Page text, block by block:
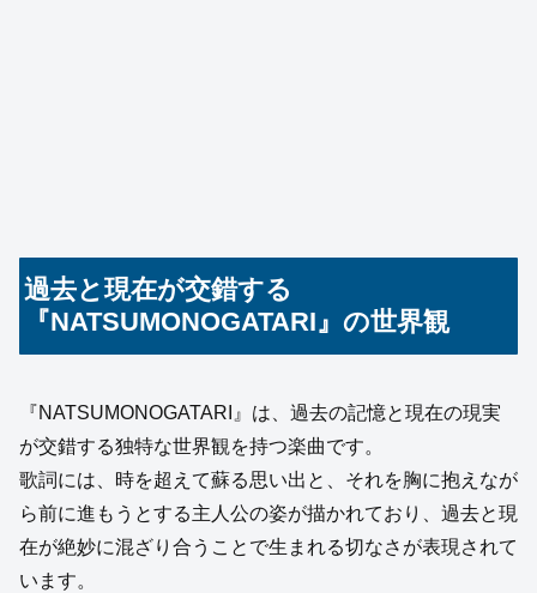
過去と現在が交錯する
『NATSUMONOGATARI』の世界観
『NATSUMONOGATARI』は、過去の記憶と現在の現実
が交錯する独特な世界観を持つ楽曲です。
歌詞には、時を超えて蘇る思い出と、それを胸に抱えなが
ら前に進もうとする主人公の姿が描かれており、過去と現
在が絶妙に混ざり合うことで生まれる切なさが表現されて
います。